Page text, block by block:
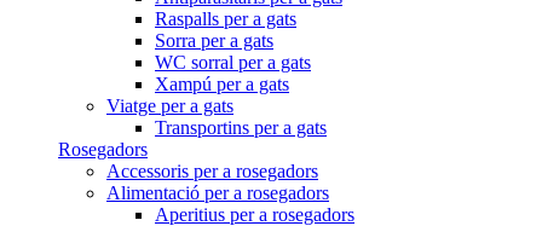
Raspalls per a gats
Sorra per a gats
WC sorral per a gats
Xampú per a gats
Viatge per a gats
Transportins per a gats
Rosegadors
Accessoris per a rosegadors
Alimentació per a rosegadors
Aperitius per a rosegadors